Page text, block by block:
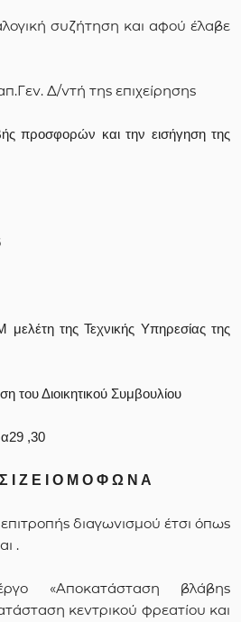
συζήτηση και αφού έλαβε
Δ/ντή της επιχείρησης
προσφορών και την εισήγηση της
της Τεχνικής Υπηρεσίας της
του Διοικητικού Συμβουλίου
,30
Ι Ζ Ε Ι Ο Μ Ο Φ Ω Ν Α
επιτροπής διαγωνισμού έτσι όπως
.
«Αποκατάσταση βλάβης
κεντρικού φρεατίου και